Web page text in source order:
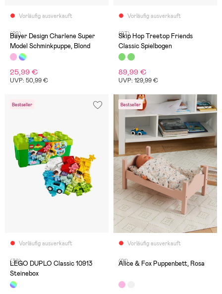
Vorläufig ausverkauft
(29)
Bayer Design Charlene Super
Model Schminkpuppe, Blond
25,99 €
UVP: 50,99 €
Vorläufig ausverkauft
(97)
Skip Hop Treetop Friends
Classic Spielbogen
89,99 €
UVP: 129,99 €
Bestseller
Vorläufig ausverkauft
(30)
LEGO DUPLO Classic 10913
Steinebox
Bestseller
Vorläufig ausverkauft
(21)
Alice & Fox Puppenbett, Rosa